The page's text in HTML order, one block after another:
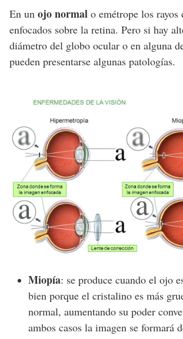
En un ojo normal o emétrope los rayos
enfocados sobre la retina. Pero si hay
diámetro del globo ocular o en alguna
pueden presentarse algunas patologías.
Miopía: se produce cuando el ojo
bien porque el cristalino es más
normal, aumentando su poder
ambos casos la imagen se formará